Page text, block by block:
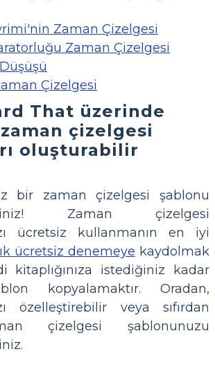
Zaman Çizelgesi
Zaman Çizelgesi
Çizelgesi
That üzerinde
çizelgesi
oluşturabilir
bir zaman çizelgesi şablonu
Zaman çizelgesi
ücretsiz kullanmanın en iyi
ücretsiz denemeye kaydolmak
kitaplığınıza istediğiniz kadar
kopyalamaktır. Oradan,
özelleştirebilir veya sıfırdan
çizelgesi şablonunuzu